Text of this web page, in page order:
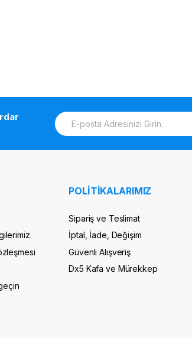
E
m
i
POLİTİKALARIMIZ
Sipariş ve Teslimat
İptal, İade, Değişim
Güvenli Alışveriş
Dx5 Kafa ve Mürekkep